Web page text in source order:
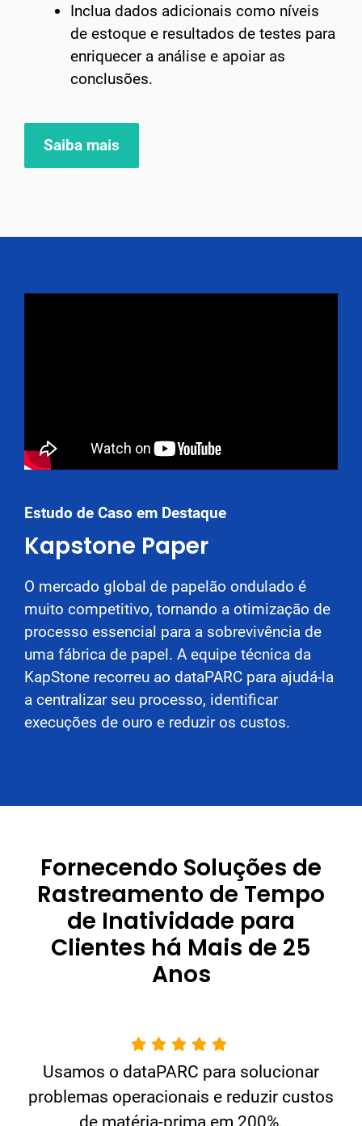
Inclua dados adicionais como níveis
de estoque e resultados de testes para
enriquecer a análise e apoiar as
conclusões.
Saiba mais
Estudo de Caso em Destaque
Kapstone Paper
O mercado global de papelão ondulado é
muito competitivo, tornando a otimização de
processo essencial para a sobrevivência de
uma fábrica de papel. A equipe técnica da
KapStone recorreu ao dataPARC para ajudá-la
a centralizar seu processo, identificar
execuções de ouro e reduzir os custos.
Fornecendo Soluções de
Rastreamento de Tempo
de Inatividade para
Clientes há Mais de 25
Anos
Usamos o dataPARC para solucionar
problemas operacionais e reduzir custos
de matéria-prima em 200%.